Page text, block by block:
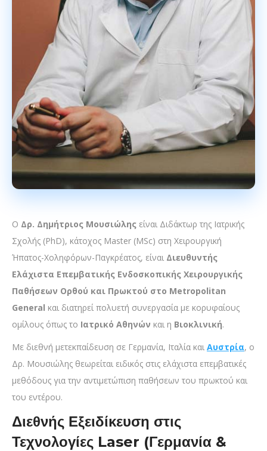
Ο Δρ. Δημήτριος Μουσιώλης είναι Διδάκτωρ της Ιατρικής
Σχολής (PhD), κάτοχος Master (MSc) στη Χειρουργική
Ήπατος-Χοληφόρων-Παγκρέατος, είναι Διευθυντής
Eλάχιστα Eπεμβατικής Eνδοσκοπικής Xειρουργικής
Παθήσεων Oρθού και Πρωκτού στο Metropolitan
General και διατηρεί πολυετή συνεργασία με κορυφαίους
ομίλους όπως το Ιατρικό Αθηνών και η Βιοκλινική.
Με διεθνή μετεκπαίδευση σε Γερμανία, Ιταλία και Αυστρία, ο
Δρ. Μουσιώλης θεωρείται ειδικός στις ελάχιστα επεμβατικές
μεθόδους για την αντιμετώπιση παθήσεων του πρωκτού και
του εντέρου.
Διεθνής Εξειδίκευση στις
Τεχνολογίες Laser (Γερμανία &